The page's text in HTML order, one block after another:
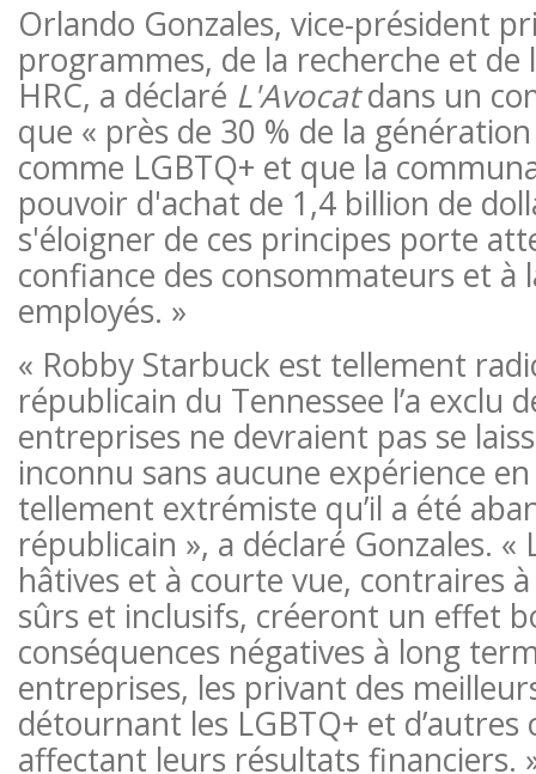
Orlando Gonzales, vice-président
programmes, de la recherche et
HRC, a déclaré L'Avocatdans un
que « près de 30 % de la
comme LGBTQ+ et que la
pouvoir d'achat de 1,4 billion de
s'éloigner de ces principes porte
confiance des consommateurs et à
employés. »
« Robby Starbuck est tellement
républicain du Tennessee l’a exclu
entreprises ne devraient pas se
inconnu sans aucune expérience
tellement extrémiste qu’il a été
républicain », a déclaré Gonzales. «
hâtives et à courte vue, contraires
sûrs et inclusifs, créeront un effet
conséquences négatives à long
entreprises, les privant des
détournant les LGBTQ+ et
affectant leurs résultats financiers.